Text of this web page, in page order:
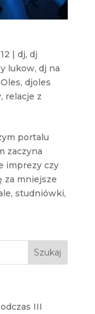
| dj, dj
lukow, dj na
, djoles
, relacje z
portalu
zaczyna
imprezy czy
za mniejsze
studniówki,
Szukaj
III